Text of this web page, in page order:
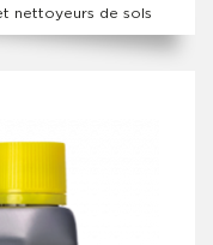
nettoyeurs de sols